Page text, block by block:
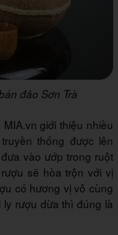
đảo Sơn Trà
giới thiệu nhiều
thống được lên
vào ướp trong ruột
sẽ hòa trộn với vị
có hương vị vô cùng
rượu dừa thì đúng là